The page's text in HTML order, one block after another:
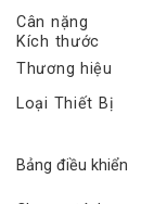
Cân nặng
Kích thước
Thương hiệu
Loại Thiết Bị
Bảng điều khiển